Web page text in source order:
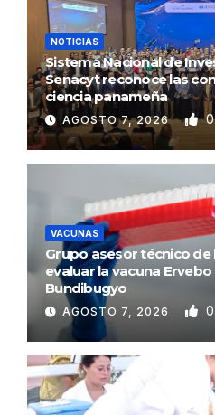
NOTICIAS
Sistema Nacional de
Senacyt reconoce las
ciencia panameña
AGOSTO 7, 2026 0
VACUNAS
Grupo asesor técnico de
evaluar la vacuna
Bundibugyo
AGOSTO 7, 2026 0